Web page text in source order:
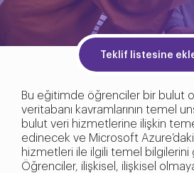
Teklif listesine
Bu eğitimde öğrenciler bir bulut
veritabanı kavramlarının temel
bulut veri hizmetlerine ilişkin
edinecek ve Microsoft
hizmetleri ile ilgili temel bilgilerini
Öğrenciler, ilişkisel, ilişkisel